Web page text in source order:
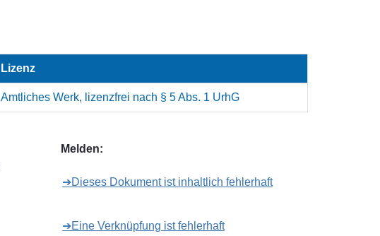
Lizenz
Amtliches Werk, lizenzfrei nach § 5 Abs. 1 UrhG
Melden:
➔Dieses Dokument ist inhaltlich fehlerhaft
➔Eine Verknüpfung ist fehlerhaft